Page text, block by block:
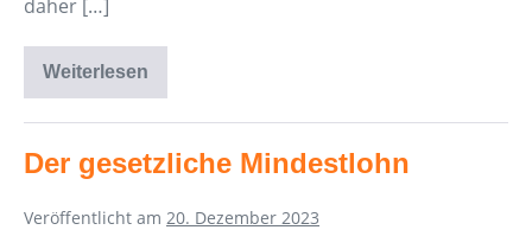
daher […]
Weiterlesen
Deadlines:
Bedeutung,
Herausforderungen,
Steuerung
Der gesetzliche Mindestlohn
Veröffentlicht am 20. Dezember 2023